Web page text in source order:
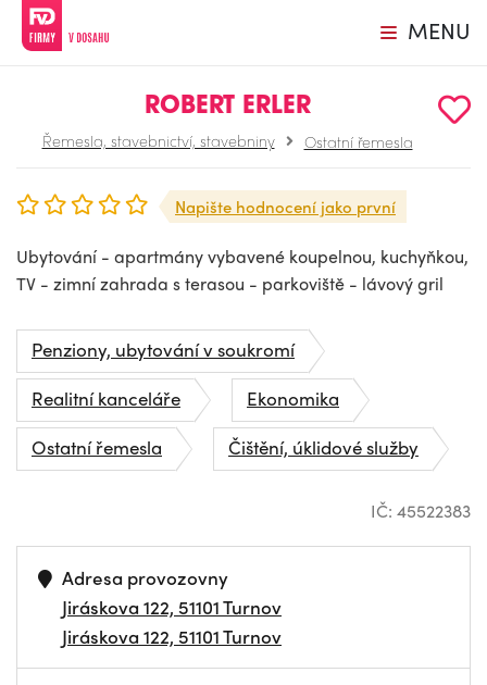
MENU
ROBERT ERLER
Řemesla, stavebnictví, stavebniny Ostatní řemesla
Napište hodnocení jako první
Ubytování - apartmány vybavené koupelnou, kuchyňkou,
TV - zimní zahrada s terasou - parkoviště - lávový gril
Penziony, ubytování v soukromí
Realitní kanceláře
Ekonomika
Ostatní řemesla
Čištění, úklidové služby
IČ: 45522383
Adresa provozovny
Jiráskova 122, 51101 Turnov
Jiráskova 122, 51101 Turnov